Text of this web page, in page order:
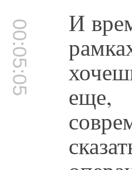
00:05:05 И
еще,